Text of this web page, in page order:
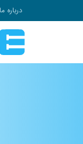
درباره ما